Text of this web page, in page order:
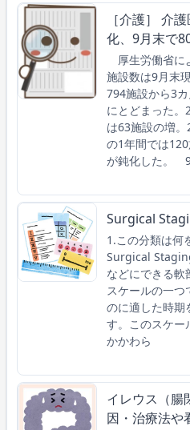
［介護］ 介
化、9月末で
厚生労働省に
施設数は9月末
794施設から3
にとどまった。
は63施設の増
の1年間では
が鈍化した。
Surgical
1.この分類は
Surgical
などにできる軟
スケールの一つ
のに適した時期
す。このスケー
かかわら
イレウス（腸
因・治療法や